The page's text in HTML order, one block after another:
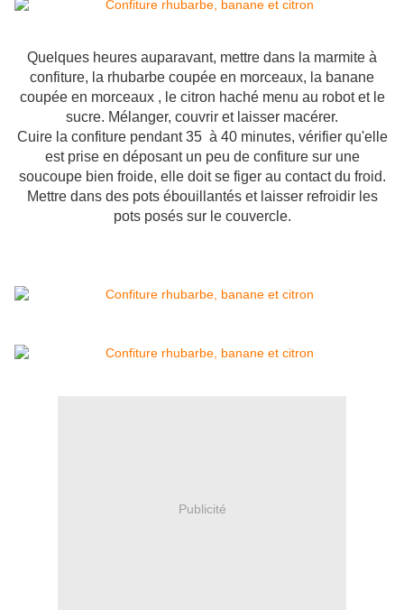
Quelques heures auparavant, mettre dans la marmite à
confiture, la rhubarbe coupée en morceaux, la banane
coupée en morceaux , le citron haché menu au robot et le
sucre. Mélanger, couvrir et laisser macérer.
Cuire la confiture pendant 35 à 40 minutes, vérifier qu'elle
est prise en déposant un peu de confiture sur une
soucoupe bien froide, elle doit se figer au contact du froid.
Mettre dans des pots ébouillantés et laisser refroidir les
pots posés sur le couvercle.
Publicité